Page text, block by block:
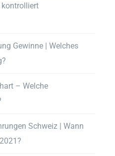
kontrolliert
Gewinne | Welches
– Welche
Schweiz | Wann